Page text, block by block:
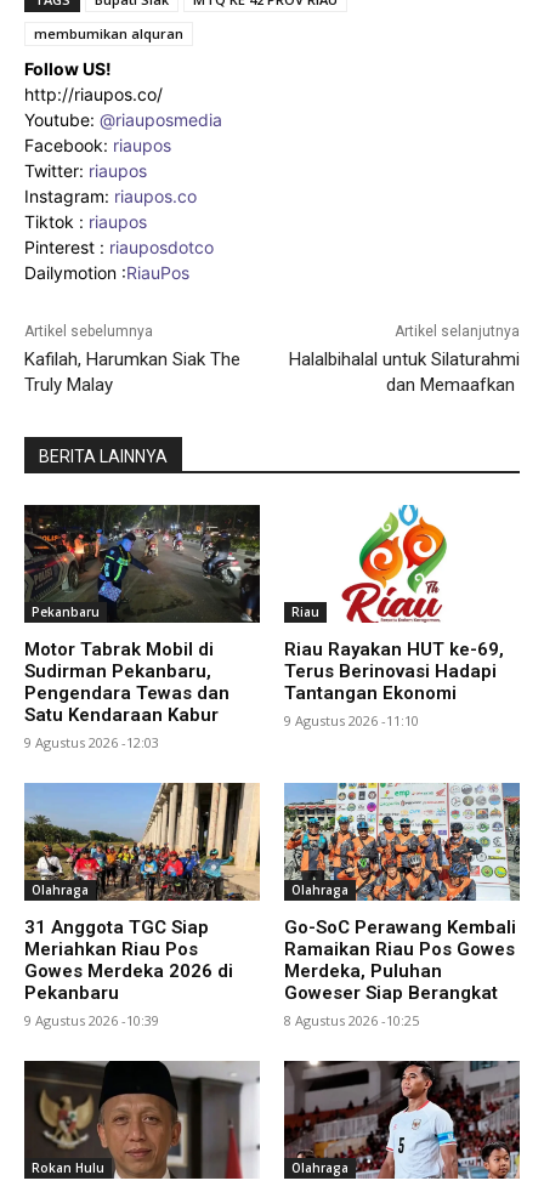
membumikan alquran
Follow US!
http://riaupos.co/
Youtube: @riauposmedia
Facebook: riaupos
Twitter: riaupos
Instagram: riaupos.co
Tiktok : riaupos
Pinterest : riauposdotco
Dailymotion :RiauPos
Artikel sebelumnya
Kafilah, Harumkan Siak The
Truly Malay
Artikel selanjutnya
Halalbihalal untuk Silaturahmi
dan Memaafkan
BERITA LAINNYA
Pekanbaru
Motor Tabrak Mobil di
Sudirman Pekanbaru,
Pengendara Tewas dan
Satu Kendaraan Kabur
9 Agustus 2026 -12:03
Riau
Riau Rayakan HUT ke-69,
Terus Berinovasi Hadapi
Tantangan Ekonomi
9 Agustus 2026 -11:10
Olahraga
31 Anggota TGC Siap
Meriahkan Riau Pos
Gowes Merdeka 2026 di
Pekanbaru
9 Agustus 2026 -10:39
Olahraga
Go-SoC Perawang Kembali
Ramaikan Riau Pos Gowes
Merdeka, Puluhan
Goweser Siap Berangkat
8 Agustus 2026 -10:25
Rokan Hulu Olahraga